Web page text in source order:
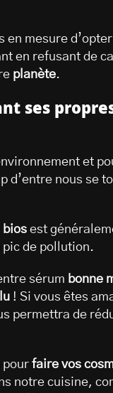
en mesure
en refusant de
planète.
ses
et
d’entre nous se
bios est
pic de pollution.
sérum bonne
! Si vous êtes
permettra de
pour faire vos
notre cuisine,